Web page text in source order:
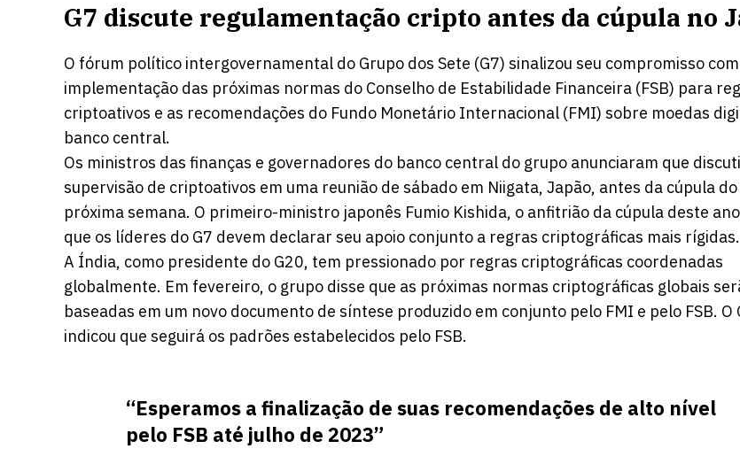
G7 discute regulamentação cripto antes da cúpula no
O fórum político intergovernamental do Grupo dos Sete (G7) sinalizou seu compromisso
implementação das próximas normas do Conselho de Estabilidade Financeira (FSB) para
criptoativos e as recomendações do Fundo Monetário Internacional (FMI) sobre moedas
banco central.
Os ministros das finanças e governadores do banco central do grupo anunciaram que
supervisão de criptoativos em uma reunião de sábado em Niigata, Japão, antes da cúpula do
próxima semana. O primeiro-ministro japonês Fumio Kishida, o anfitrião da cúpula deste
que os líderes do G7 devem declarar seu apoio conjunto a regras criptográficas mais rígidas.
A Índia, como presidente do G20, tem pressionado por regras criptográficas coordenadas
globalmente. Em fevereiro, o grupo disse que as próximas normas criptográficas globais
baseadas em um novo documento de síntese produzido em conjunto pelo FMI e pelo FSB. O
indicou que seguirá os padrões estabelecidos pelo FSB.
“Esperamos a finalização de suas recomendações de alto nível
pelo FSB até julho de 2023”